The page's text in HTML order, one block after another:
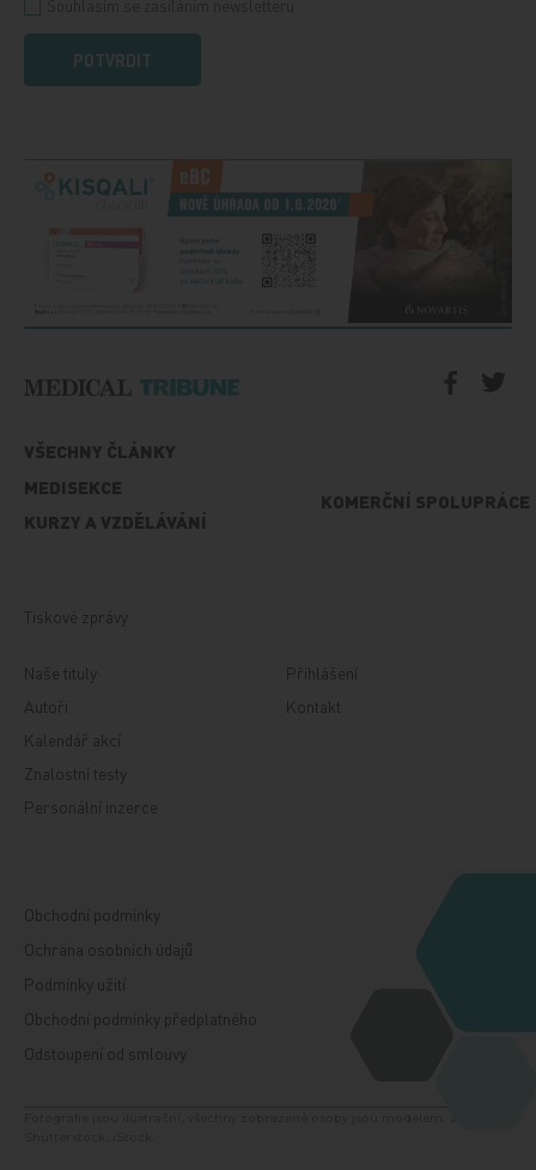
POTVRDIT
VŠECHNY ČLÁNKY
MEDISEKCE
KURZY A VZDĚLÁVÁNÍ
KOMERČNÍ SPOLUPRÁCE
Tiskové zprávy
Naše tituly
Autoři
Kalendář akcí
Znalostní testy
Personální inzerce
Přihlášení
Kontakt
Obchodní podmínky
Ochrana osobních údajů
Podmínky užití
Obchodní podmínky předplatného
Odstoupení od smlouvy